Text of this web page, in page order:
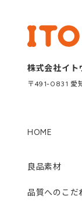
株式会社イト
〒491-0831 愛
HOME
良品素材
品質へのこだ